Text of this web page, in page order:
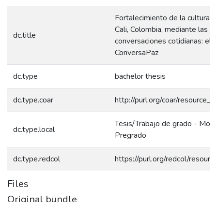
dc.title
Fortalecimiento de la cultura
Cali, Colombia, mediante las
conversaciones cotidianas: el
ConversaPaz
dc.type bachelor thesis
dc.type.coar http://purl.org/coar/
dc.type.local
Tesis/Trabajo de grado -
Pregrado
dc.type.redcol https://purl.org/redcol/
Files
Original bundle